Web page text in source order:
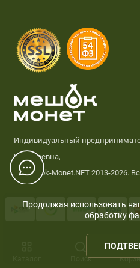
Поиск
Индивидуальный
Николаевна,
© Meshok-Monet.NET 2013-2026.
Продолжая использовать
обработку